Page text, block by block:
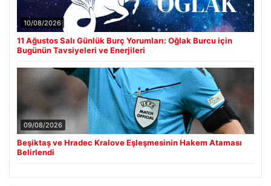
10/08/2026
11 Ağustos Salı Günlük Burç Yorumları: Oğlak Burcu için
Bugünün Tavsiyeleri ve Enerjileri
09/08/2026
Beşiktaş ve Hradec Kralove Eşleşmesinin Hakem Ataması
Belirlendi